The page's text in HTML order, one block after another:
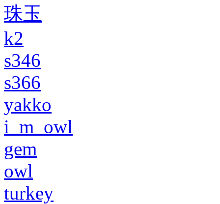
珠玉
k2
s346
s366
yakko
i_m_owl
gem
owl
turkey